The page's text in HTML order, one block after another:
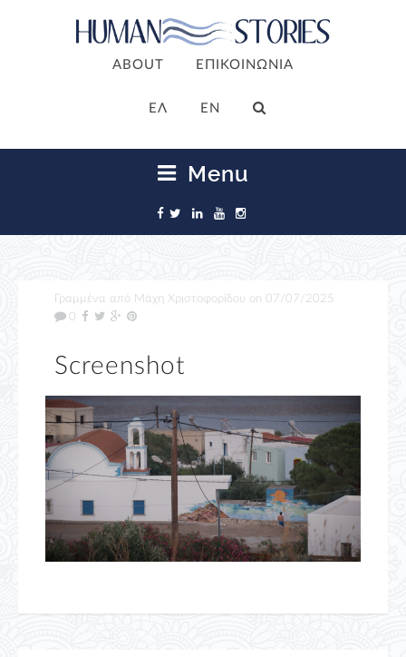
ABOUT ΕΠΙΚΟΙΝΩΝΙΑ
ΕΛ EN
Menu
Γραμμένα από Μάχη Χριστοφορίδου on 07/07/2025
0
Screenshot